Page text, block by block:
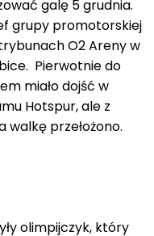
galę 5 grudnia.
grupy promotorskiej
O2 Areny w
Pierwotnie do
miało dojść w
Hotspur, ale z
przełożono.
olimpijczyk, który